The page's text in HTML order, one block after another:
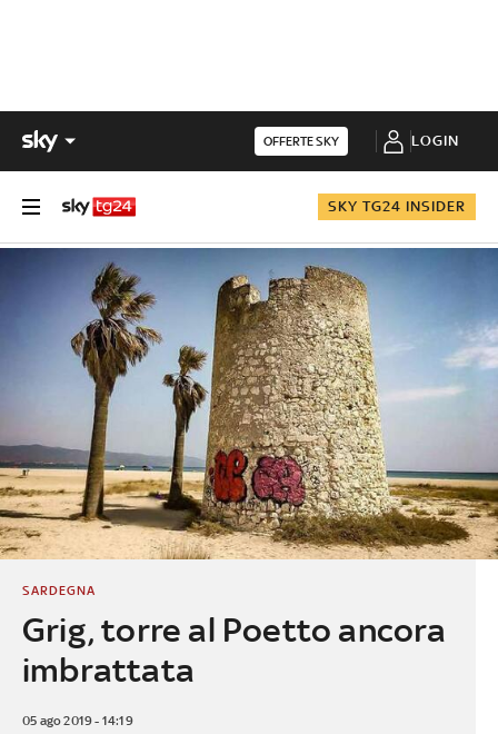
OFFERTE SKY LOGIN
SKY TG24 INSIDER
Grig, torre al Poetto ancora
imbrattata
SARDEGNA
05 ago 2019 - 14:19